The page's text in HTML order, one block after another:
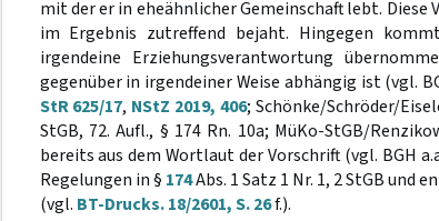
mit der er in eheähnlicher Gemeinschaft lebt.
im Ergebnis zutreffend bejaht. Hingegen
irgendeine Erziehungsverantwortung
gegenüber in irgendeiner Weise abhängig ist (vgl.
StR 625/17, NStZ 2019, 406; Schönke/Schröder/
StGB, 72. Aufl., § 174 Rn. 10a; MüKo-StGB/
bereits aus dem Wortlaut der Vorschrift (vgl. BGH
Regelungen in § 174Abs. 1 Satz 1 Nr. 1, 2 StGB und
(vgl. BT-Drucks. 18/2601, S. 26f.).